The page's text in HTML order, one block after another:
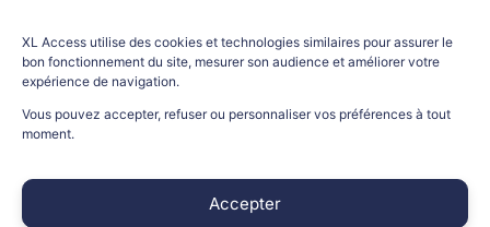
XL Access utilise des cookies et technologies similaires pour assurer le
bon fonctionnement du site, mesurer son audience et améliorer votre
expérience de navigation.
Vous pouvez accepter, refuser ou personnaliser vos préférences à tout
moment.
Accepter
Assistance client
Contact